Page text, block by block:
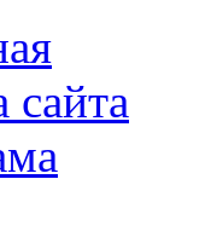
сайта